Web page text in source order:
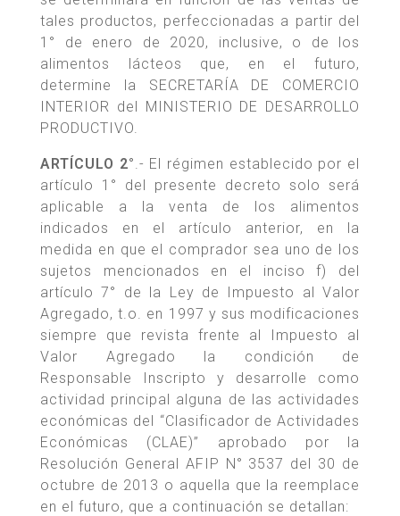
tales productos, perfeccionadas a partir del
1° de enero de 2020, inclusive, o de los
alimentos lácteos que, en el futuro,
determine la SECRETARÍA DE COMERCIO
INTERIOR del MINISTERIO DE DESARROLLO
PRODUCTIVO.
ARTÍCULO 2° .- El régimen establecido por el
artículo 1° del presente decreto solo será
aplicable a la venta de los alimentos
indicados en el artículo anterior, en la
medida en que el comprador sea uno de los
sujetos mencionados en el inciso f) del
artículo 7° de la Ley de Impuesto al Valor
Agregado, t.o. en 1997 y sus modificaciones
siempre que revista frente al Impuesto al
Valor Agregado la condición de
Responsable Inscripto y desarrolle como
actividad principal alguna de las actividades
económicas del “Clasificador de Actividades
Económicas (CLAE)” aprobado por la
Resolución General AFIP N° 3537 del 30 de
octubre de 2013 o aquella que la reemplace
en el futuro, que a continuación se detallan: